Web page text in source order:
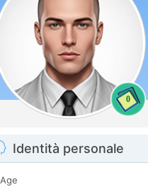
0
Identità personale
Age